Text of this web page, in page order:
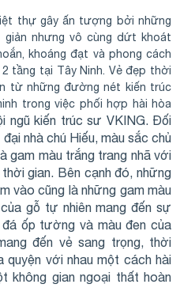
thự gây ấn tượng bởi những
nhưng vô cùng dứt khoát
khoáng đạt và phong cách
2 tầng tại Tây Ninh. Vẻ đẹp thời
từ những đường nét kiến trúc
trong việc phối hợp hài hòa
ngũ kiến trúc sư VKING. Đối
nhà chú Hiếu, màu sắc chủ
gam màu trắng trang nhã với
gian. Bên cạnh đó, những
vào cũng là những gam màu
gỗ tự nhiên mang đến sự
ốp tường và màu đen của
đến vẻ sang trọng, thời
với nhau một cách hài
không gian ngoại thất hoàn